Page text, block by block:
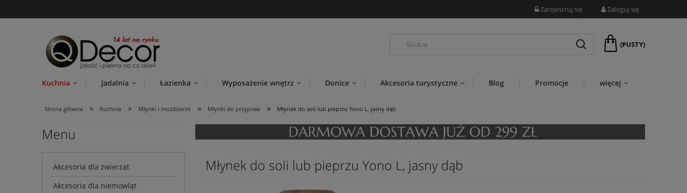
Zarejestruj się Zaloguj się
(PUSTY)
Kuchnia Jadalnia Łazienka Wyposażenie wnętrz Donice Akcesoria turystyczne Blog Promocje więcej
Strona główna » Kuchnia » Młynki i moździerze » Młynki do przypraw » Młynek do soli lub pieprzu Yono L, jasny dąb
Menu
Akcesoria dla zwierzat
Akcesoria dla niemowląt
Młynek do soli lub pieprzu Yono L, jasny dąb